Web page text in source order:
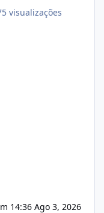
visualizações
14:36 Ago 3, 2026